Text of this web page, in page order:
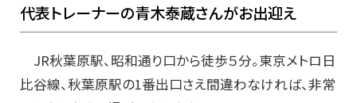
代表トレーナーの青木泰蔵さんがお出迎え
JR秋葉原駅、昭和通り口から徒歩５分。東京メトロ日
比谷線、秋葉原駅の1番出口さえ間違わなければ、非常